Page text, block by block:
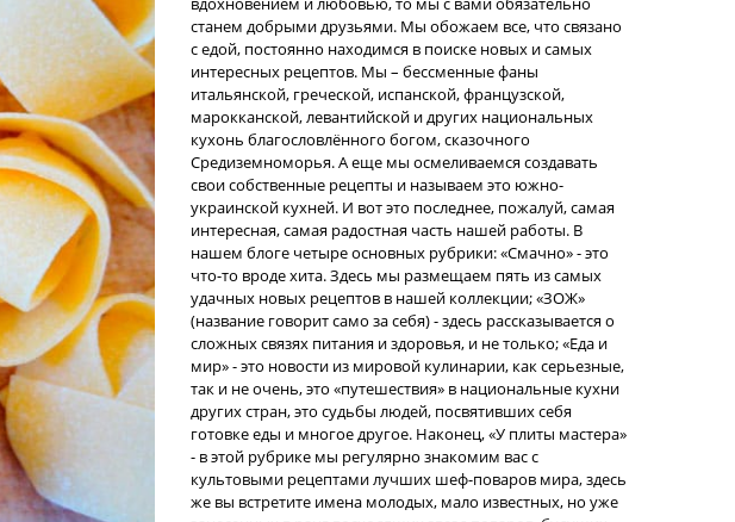
станем добрыми друзьями. Мы обожаем все, что связано
с едой, постоянно находимся в поиске новых и самых
интересных рецептов. Мы – бессменные фаны
итальянской, греческой, испанской, французской,
марокканской, левантийской и других национальных
кухонь благословлённого богом, сказочного
Средиземноморья. А еще мы осмеливаемся создавать
свои собственные рецепты и называем это южно-
украинской кухней. И вот это последнее, пожалуй, самая
интересная, самая радостная часть нашей работы. В
нашем блоге четыре основных рубрики: «Смачно» - это
что-то вроде хита. Здесь мы размещаем пять из самых
удачных новых рецептов в нашей коллекции; «ЗОЖ»
(название говорит само за себя) - здесь рассказывается о
сложных связях питания и здоровья, и не только; «Еда и
мир» - это новости из мировой кулинарии, как серьезные,
так и не очень, это «путешествия» в национальные кухни
других стран, это судьбы людей, посвятивших себя
готовке еды и многое другое. Наконец, «У плиты мастера»
- в этой рубрике мы регулярно знакомим вас с
культовыми рецептами лучших шеф-поваров мира, здесь
же вы встретите имена молодых, мало известных, но уже